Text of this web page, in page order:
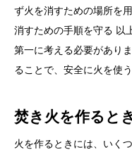
ず火を消すための場所を
消すための手順を守る 以
第一に考える必要があり
ることで、安全に火を使
焚き火を作ると
火を作るときには、いく